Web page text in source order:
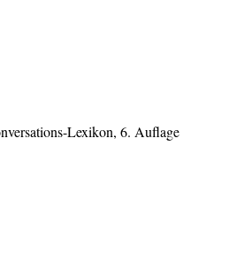
Lexikon, 6. Auflage